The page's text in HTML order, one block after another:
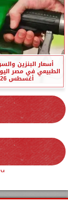
أسعار البنزين
أغسطس 2026